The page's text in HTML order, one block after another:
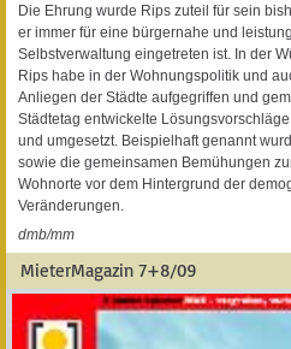
Die Ehrung wurde Rips zuteil für sein
er immer für eine bürgernahe und
Selbstverwaltung eingetreten ist. In der
Rips habe in der Wohnungspolitik und
Anliegen der Städte aufgegriffen und
Städtetag entwickelte
und umgesetzt. Beispielhaft genannt
sowie die gemeinsamen Bemühungen
Wohnorte vor dem Hintergrund der
Veränderungen.
dmb/mm
MieterMagazin 7+8/09